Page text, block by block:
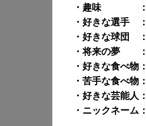
・趣味 ：
・好きな選手
・好きな球団
・将来の夢 ：
・好きな食べ物
・苦手な食べ物
・好きな芸能人
・ニックネーム